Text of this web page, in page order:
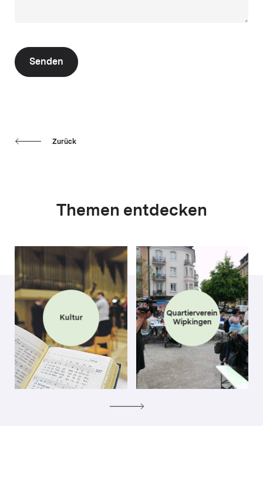
Senden
Zurück
Themen entdecken
Kultur
Quartierverein
Wipkingen